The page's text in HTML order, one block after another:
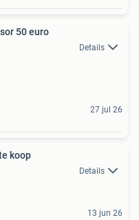
vos compressor 50 euro
Details
27 jul 26
te koop
Details
13 jun 26